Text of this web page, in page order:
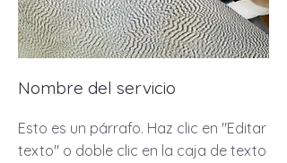
Nombre del servicio
Esto es un párrafo. Haz clic en "Editar
texto" o doble clic en la caja de texto